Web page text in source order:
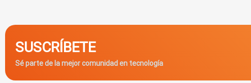
SUSCRÍBETE
Sé parte de la mejor comunidad en tecnología